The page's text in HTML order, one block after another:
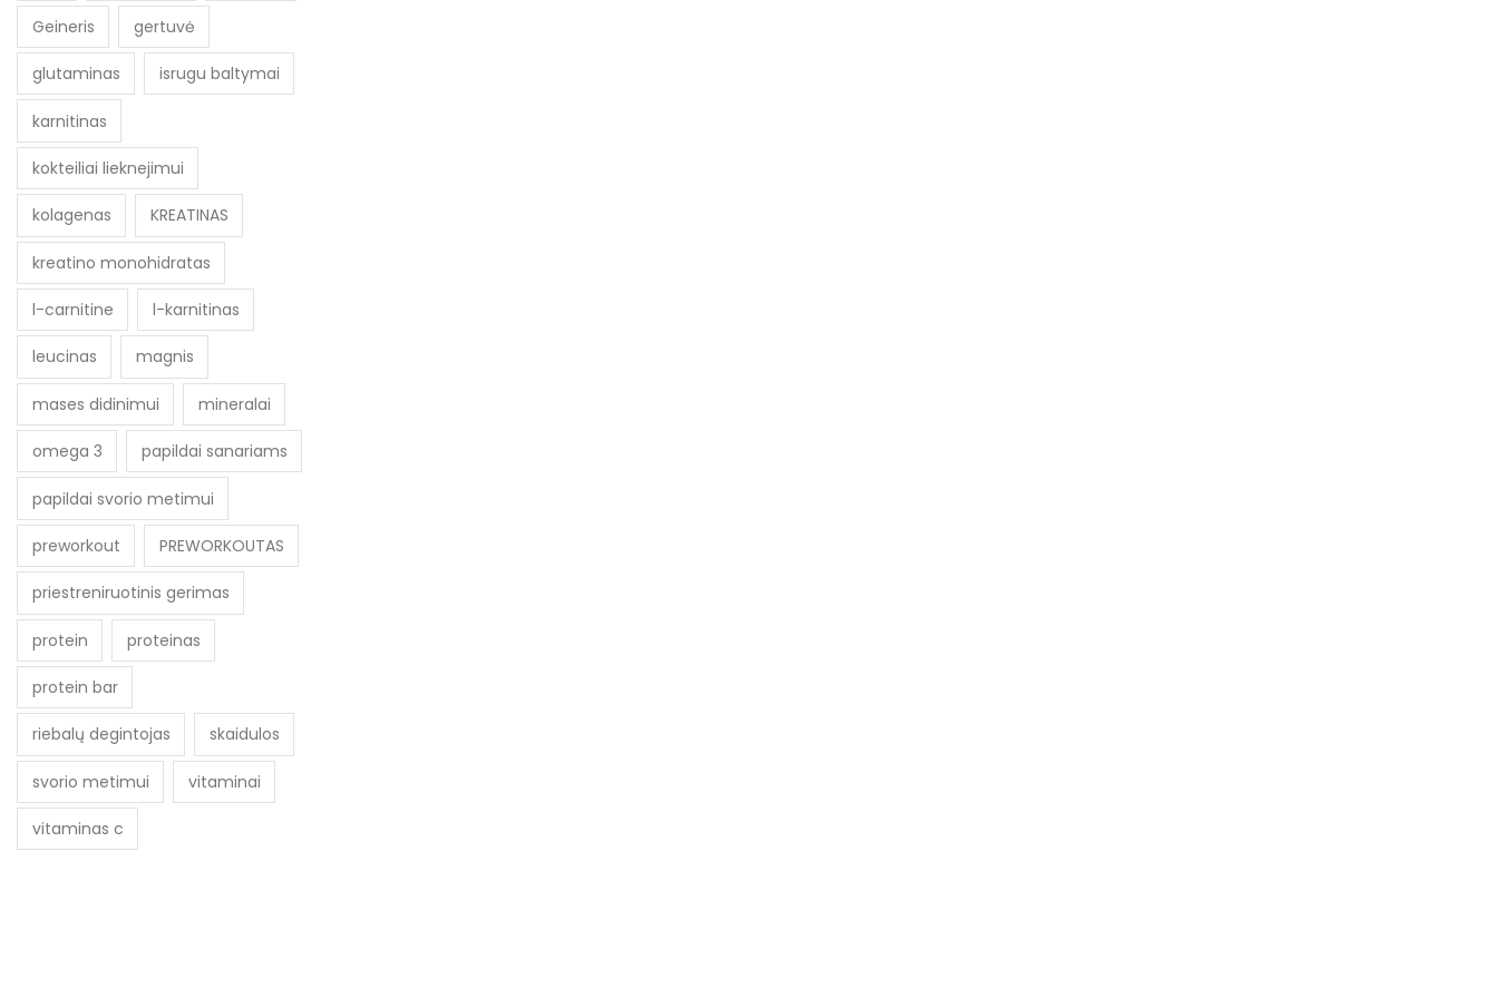
Geineris gertuvė
glutaminas isrugu baltymai
karnitinas
kokteiliai lieknejimui
kolagenas KREATINAS
kreatino monohidratas
l-carnitine l-karnitinas
leucinas magnis
mases didinimui mineralai
omega 3 papildai sanariams
papildai svorio metimui
preworkout PREWORKOUTAS
priestreniruotinis gerimas
protein proteinas
protein bar
riebalų degintojas skaidulos
svorio metimui vitaminai
vitaminas c